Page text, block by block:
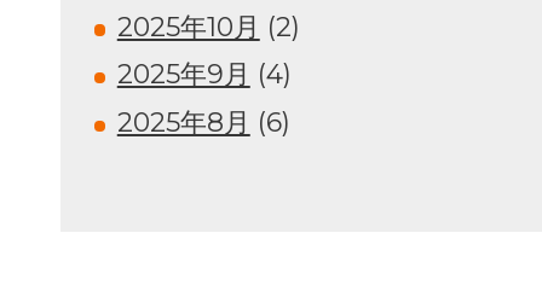
2025年10月 (2)
2025年9月 (4)
2025年8月 (6)